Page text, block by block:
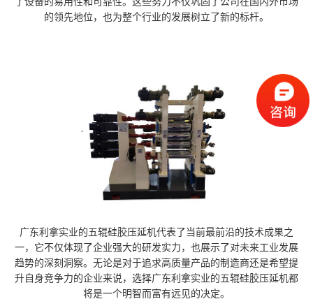
的领先地位，也为整个行业的发展树立了新的标杆。
广东利拿实业的五辊硅胶压延机代表了当前最前沿的技术成果之
一，它不仅体现了企业强大的研发实力，也展示了对未来工业发展
趋势的深刻洞察。无论是对于追求高质量产品的制造商还是希望提
升自身竞争力的企业来说，选择广东利拿实业的五辊硅胶压延机都
将是一个明智而富有远见的决定。